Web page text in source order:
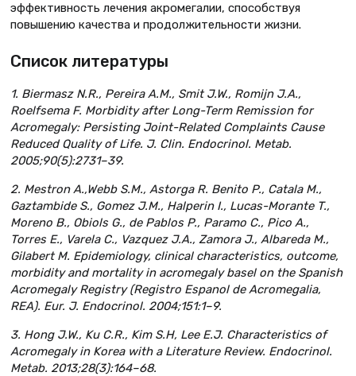
эффективность лечения акромегалии, способствуя
повышению качества и продолжительности жизни.
Список литературы
1. Biermasz N.R., Pereira A.M., Smit J.W., Romijn J.A.,
Roelfsema F. Morbidity after Long-Term Remission for
Acromegaly: Persisting Joint-Related Complaints Cause
Reduced Quality of Life. J. Clin. Endocrinol. Metab.
2005;90(5):2731–39.
2. Mestron A.,Webb S.M., Astorga R. Benito P., Catala M.,
Gaztambide S., Gomez J.M., Halperin I., Lucas-Morante T.,
Moreno B., Obiols G., de Pablos P., Paramo C., Pico A.,
Torres E., Varela C., Vazquez J.A., Zamora J., Albareda M.,
Gilabert M. Epidemiology, clinical characteristics, outcome,
morbidity and mortality in acromegaly basel on the Spanish
Acromegaly Registry (Registro Espanol de Acromegalia,
REA). Eur. J. Endocrinol. 2004;151:1–9.
3. Hong J.W., Ku C.R., Kim S.H, Lee E.J. Characteristics of
Acromegaly in Korea with a Literature Review. Endocrinol.
Metab. 2013;28(3):164–68.